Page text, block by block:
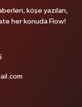
köşe yazıları,
her konuda Flow!